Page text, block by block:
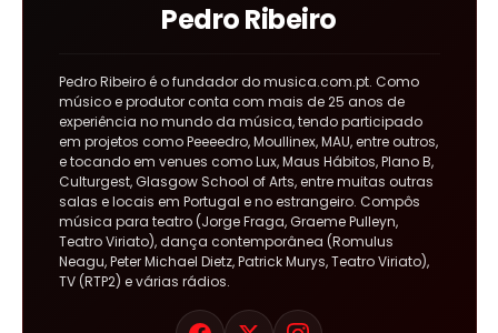
Pedro Ribeiro
Pedro Ribeiro é o fundador do musica.com.pt. Como
músico e produtor conta com mais de 25 anos de
experiência no mundo da música, tendo participado
em projetos como Peeeedro, Moullinex, MAU, entre outros,
e tocando em venues como Lux, Maus Hábitos, Plano B,
Culturgest, Glasgow School of Arts, entre muitas outras
salas e locais em Portugal e no estrangeiro. Compôs
música para teatro (Jorge Fraga, Graeme Pulleyn,
Teatro Viriato), dança contemporânea (Romulus
Neagu, Peter Michael Dietz, Patrick Murys, Teatro Viriato),
TV (RTP2) e várias rádios.